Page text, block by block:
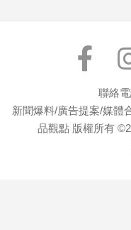
聯絡
新聞爆料/廣告提案/媒體
品觀點 版權所有